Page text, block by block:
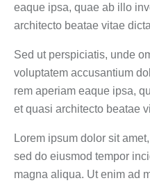
eaque ipsa, quae ab illo
architecto beatae vitae
Sed ut perspiciatis, unde
voluptatem accusantium
rem aperiam eaque ipsa,
et quasi architecto beatae
Lorem ipsum dolor sit
sed do eiusmod tempor
magna aliqua. Ut enim ad